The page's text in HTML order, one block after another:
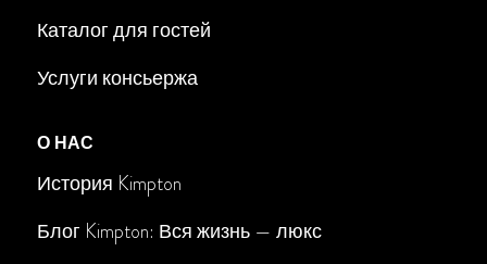
Каталог для гостей
Услуги консьержа
О НАС
История Kimpton
Блог Kimpton: Вся жизнь — люкс